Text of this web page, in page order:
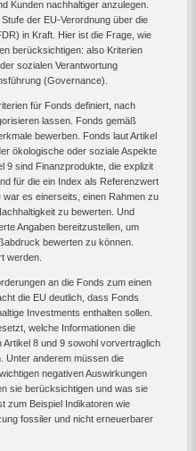
Kunden nachhaltiger anzulegen.
der EU-Verordnung über die
in Kraft. Hier ist die Frage, wie
berücksichtigen: also Kriterien
sozialen Verantwortung
(Governance).
für Fonds definiert, nach
lassen. Fonds gemäß
bewerben. Fonds laut Artikel
ökologische oder soziale Aspekte
9 sind Finanzprodukte, die explizit
für die ein Index als Referenzwert
es einerseits, einen Rahmen zu
zu bewerten. Und
Angaben bereitzustellen, um
bewerten zu können.
werden.
an die Fonds zum einen
die EU deutlich, dass Fonds
Investments enthalten sollen.
welche Informationen die
8 und 9 sowohl vorvertraglich
Unter anderem müssen die
negativen Auswirkungen
sie berücksichtigen und was sie
zum Beispiel Indikatoren wie
fossiler und nicht erneuerbarer